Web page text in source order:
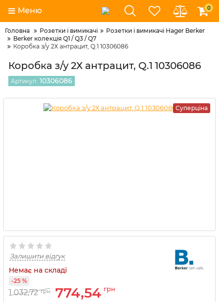
Меню 0
Головна Розетки і вимикачі
Розетки і вимикачі Hager Berker
Berker колекція Q1 / Q3 / Q7
Коробка з/у 2Х антрацит, Q.1 10306086
Коробка з/у 2Х антрацит, Q.1 10306086
Артикул: 10306086
Суперціна
Залишити відгук
Немає на складі
1 032,72 грн 774,54 грн
-25 %